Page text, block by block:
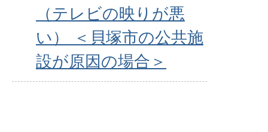
（テレビの映りが悪
い） ＜貝塚市の公共施
設が原因の場合＞